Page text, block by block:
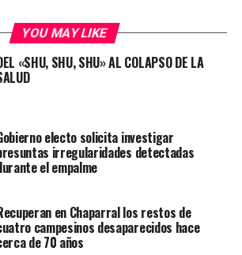
YOU MAY LIKE
«SHU, SHU, SHU» AL COLAPSO DE LA
electo solicita investigar
irregularidades detectadas
el empalme
en Chaparral los restos de
campesinos desaparecidos hace
de 70 años